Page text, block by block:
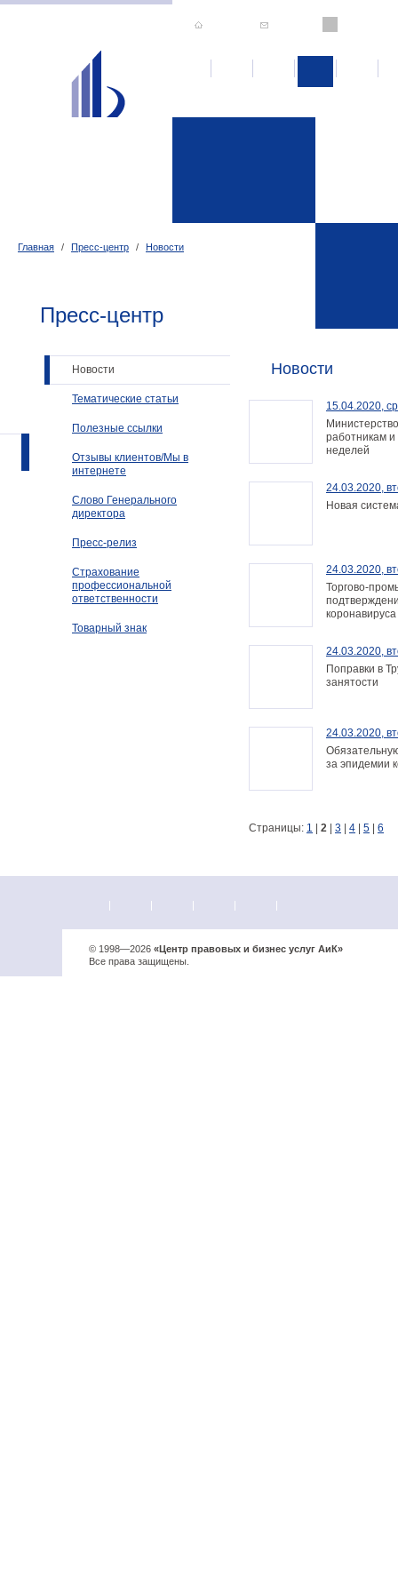
Главная / Пресс-центр / Новости
Пресс-центр
Новости
Тематические статьи
Полезные ссылки
Отзывы клиентов/Мы в
интернете
Слово Генерального
директора
Пресс-релиз
Страхование
профессиональной
ответственности
Товарный знак
Новости
15.04.2020,
работникам
неделей
24.03.2020,
Новая
24.03.2020,
Торгово-
коронавируса
24.03.2020,
Поправки в
занятости
24.03.2020,
за эпидемии
Страницы: 1 2 3 4 5 6
© 1998—2026 «Центр правовых и бизнес услуг АиК»
Все права защищены.